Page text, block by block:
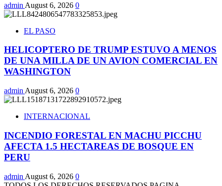
admin August 6, 2026 0
EL PASO
HELICOPTERO DE TRUMP ESTUVO A MENOS
DE UNA MILLA DE UN AVION COMERCIAL EN
WASHINGTON
admin August 6, 2026 0
INTERNACIONAL
INCENDIO FORESTAL EN MACHU PICCHU
AFECTA 1.5 HECTAREAS DE BOSQUE EN
PERU
admin August 6, 2026 0